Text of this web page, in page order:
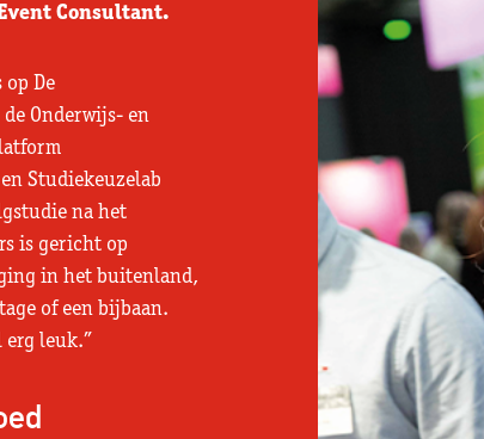
Consultant.
op De
Onderwijs- en
Studiekeuzelab
na het
is gericht op
in het buitenland,
of een bijbaan.
leuk.’’